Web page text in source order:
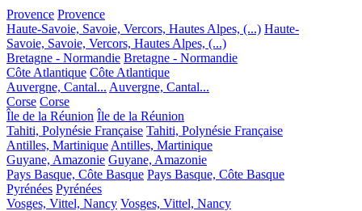
Provence Provence
Haute-Savoie, Savoie, Vercors, Hautes Alpes, (...) Haute-
Savoie, Savoie, Vercors, Hautes Alpes, (...)
Bretagne - Normandie Bretagne - Normandie
Côte Atlantique Côte Atlantique
Auvergne, Cantal... Auvergne, Cantal...
Corse Corse
Île de la Réunion Île de la Réunion
Tahiti, Polynésie Française Tahiti, Polynésie Française
Antilles, Martinique Antilles, Martinique
Guyane, Amazonie Guyane, Amazonie
Pays Basque, Côte Basque Pays Basque, Côte Basque
Pyrénées Pyrénées
Vosges, Vittel, Nancy Vosges, Vittel, Nancy